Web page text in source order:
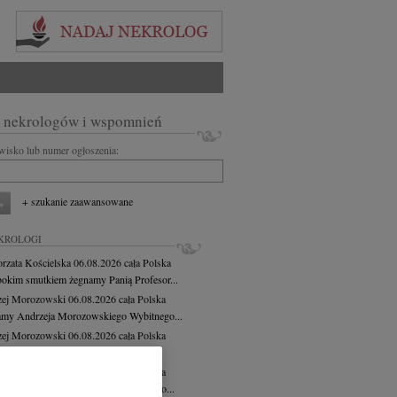
nekrologów i wspomnień
lub numer ogłoszenia:
+ szukanie zaawansowane
Kościelska06.08.2026cała Polska
smutkiem żegnamy Panią Profesor...
Morozowski 06.08.2026cała Polska
Andrzeja Morozowskiego Wybitnego...
Morozowski 06.08.2026cała Polska
cała Polska
żalem przyjęliśmy wiadomość o...